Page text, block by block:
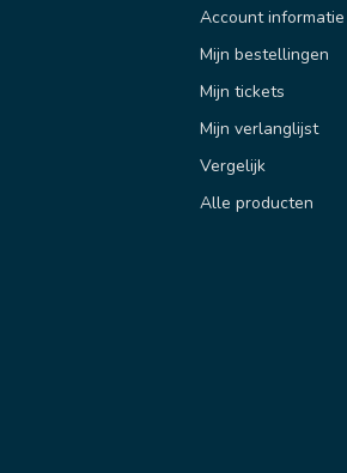
Account informatie
Mijn bestellingen
Mijn tickets
Mijn verlanglijst
Vergelijk
Alle producten